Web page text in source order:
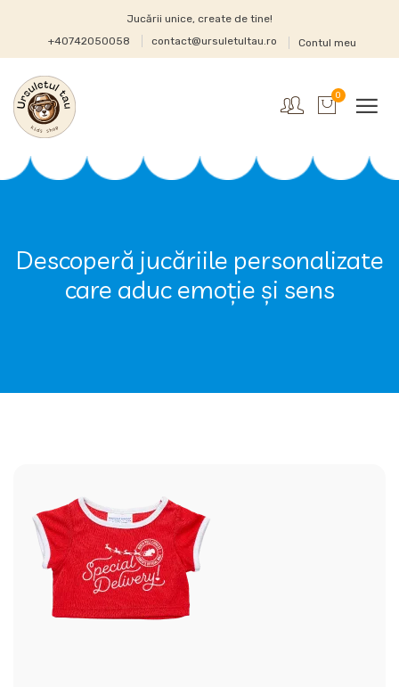
Jucării unice, create de tine!
+40742050058
contact@ursuletultau.ro Contul meu
0
Descoperă jucăriile personalizate
care aduc emoție și sens